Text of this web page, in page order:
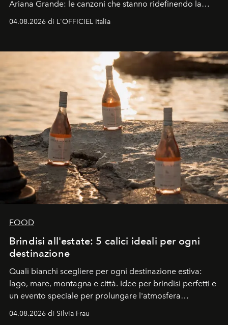
Ariana Grande: le canzoni che stanno ridefinendo la
colonna sonora della stagione.
04.08.2026 di L'OFFICIEL Italia
FOOD
Brindisi all'estate: 5 calici ideali per ogni
destinazione
Quali bianchi scegliere per ogni destinazione estiva:
lago, mare, montagna e città. Idee per brindisi perfetti e
un evento speciale per prolungare l'atmosfera
04.08.2026 di Silvia Frau